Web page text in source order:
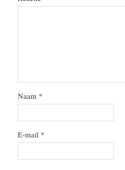
Naam *
E-mail *